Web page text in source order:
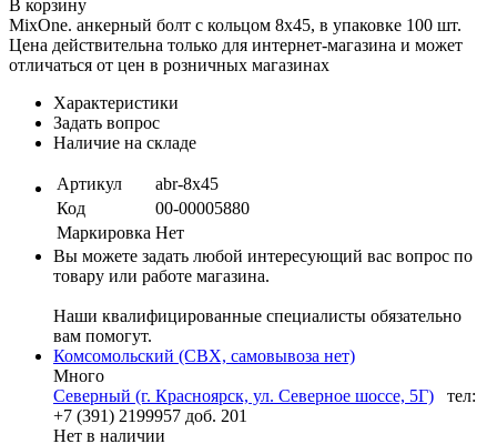
В корзину
MixOne. анкерный болт с кольцом 8х45, в упаковке 100 шт.
Цена действительна только для интернет-магазина и может
отличаться от цен в розничных магазинах
Характеристики
Задать вопрос
Наличие на складе
Артикул
abr-8х45
Код
00-00005880
Маркировка Нет
Вы можете задать любой интересующий вас вопрос по
товару или работе магазина.
Наши квалифицированные специалисты обязательно
вам помогут.
Комсомольский (СВХ, самовывоза нет)
Много
Северный (г. Красноярск, ул. Северное шоссе, 5Г)
тел:
+7 (391) 2199957 доб. 201
Нет в наличии